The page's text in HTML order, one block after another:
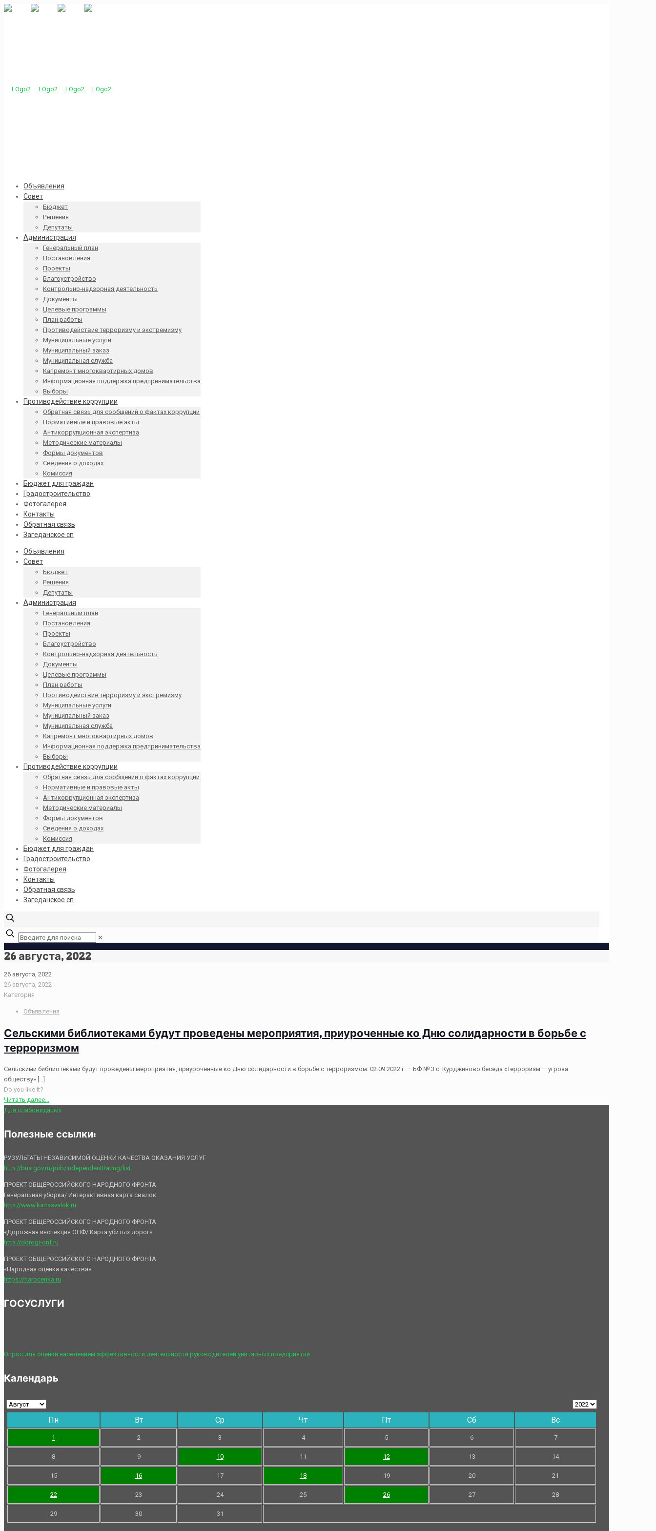
Объявления
Совет
Бюджет
Решения
Депутаты
Администрация
Генеральный план
Постановления
Проекты
Благоустройство
Контрольно-надзорная деятельность
Документы
Целевые программы
План работы
Противодействие терроризму и экстремизму
Муниципальные услуги
Муниципальный заказ
Муниципальная служба
Капремонт многоквартирных домов
Информационная поддержка предпринимательства
Выборы
Противодействие коррупции
Обратная связь для сообщений о фактах коррупции
Нормативные и правовые акты
Антикоррупционная экспертиза
Методические материалы
Формы документов
Сведения о доходах
Комиссия
Бюджет для граждан
Градостроительство
Фотогалерея
Контакты
Обратная связь
Загеданское сп
Объявления
Совет
Бюджет
Решения
Депутаты
Администрация
Генеральный план
Постановления
Проекты
Благоустройство
Контрольно-надзорная деятельность
Документы
Целевые программы
План работы
Противодействие терроризму и экстремизму
Муниципальные услуги
Муниципальный заказ
Муниципальная служба
Капремонт многоквартирных домов
Информационная поддержка предпринимательства
Выборы
Противодействие коррупции
Обратная связь для сообщений о фактах коррупции
Нормативные и правовые акты
Антикоррупционная экспертиза
Методические материалы
Формы документов
Сведения о доходах
Комиссия
Бюджет для граждан
Градостроительство
Фотогалерея
Контакты
Обратная связь
Загеданское сп
✕
26 августа, 2022
26 августа, 2022
26 августа, 2022
Категория
Объявления
Сельскими библиотеками будут проведены мероприятия, приуроченные ко Дню солидарности в борьбе с
терроризмом
Сельскими библиотеками будут проведены мероприятия, приуроченные ко Дню солидарности в борьбе с терроризмом: 02.09.2022 г. – БФ № 3 с. Курджиново беседа «Терроризм — угроза
обществу»
Do you like it?
Читать далее...
Для слабовидящих
Полезные ссылки:
РУЗУЛЬТАТЫ НЕЗАВИСИМОЙ ОЦЕНКИ КАЧЕСТВА ОКАЗАНИЯ УСЛУГ
http://bus.gov.ru/pub/independentRating/list
ПРОЕКТ ОБЩЕРОССИЙСКОГО НАРОДНОГО ФРОНТА
Генеральная уборка/ Интерактивная карта свалок
http://www.kartasvalok.ru
ПРОЕКТ ОБЩЕРОССИЙСКОГО НАРОДНОГО ФРОНТА
«Дорожная инспекция ОНФ/ Карта убитых дорог»
http://dorogi-onf.ru
ПРОЕКТ ОБЩЕРОССИЙСКОГО НАРОДНОГО ФРОНТА
«Народная оценка качества»
https://narocenka.ru
ГОСУСЛУГИ
Опрос для оценки населением эффективности деятельности руководителей унитарных предприятий
Календарь
Пн Вт Ср Чт Пт Сб Вс
1 2 3 4 5 6 7
8 9 10 11 12 13 14
15 16 17 18 19 20 21
22 23 24 25 26 27 28
29 30 31